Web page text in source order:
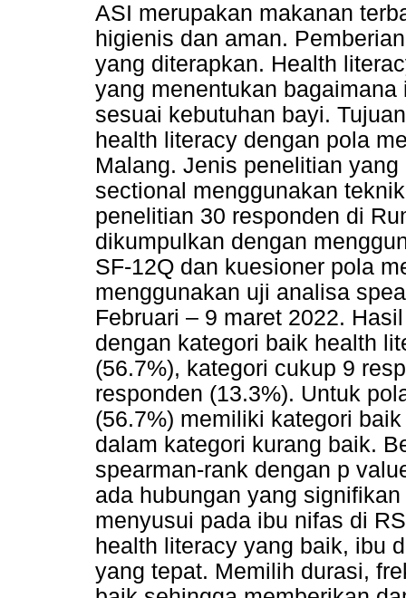
ASI merupakan makanan
higienis dan aman.
yang diterapkan. Health
yang menentukan
sesuai kebutuhan bayi.
health literacy dengan pola
Malang. Jenis penelitian
sectional menggunakan
penelitian 30 responden di
dikumpulkan dengan
SF-12Q dan kuesioner pola
menggunakan uji analisa
Februari – 9 maret 2022.
dengan kategori baik health
(56.7%), kategori cukup 9
responden (13.3%). Untuk
(56.7%) memiliki kategori
dalam kategori kurang baik.
spearman-rank dengan p
ada hubungan yang
menyusui pada ibu nifas di
health literacy yang baik, ibu
yang tepat. Memilih durasi,